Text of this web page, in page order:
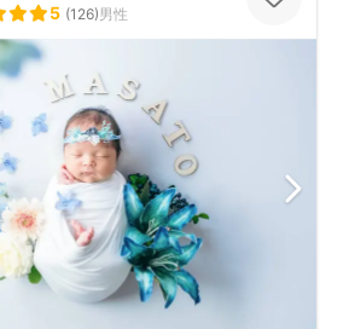
5 (126)男性